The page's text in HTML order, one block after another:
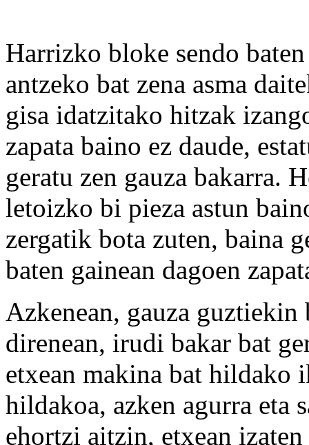
Harrizko bloke sendo
antzeko bat zena asma
gisa idatzitako hitzak
zapata baino ez daude,
geratu zen gauza bakarra.
letoizko bi pieza astun
zergatik bota zuten, baina
baten gainean dagoen
Azkenean, gauza guztiekin
direnean, irudi bakar bat
etxean makina bat hildako
hildakoa, azken agurra eta
ehortzi aitzin, etxean